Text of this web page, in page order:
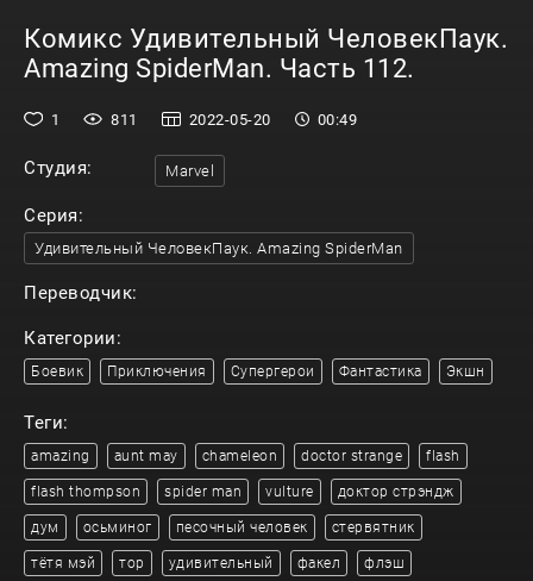
Комикс Удивительный ЧеловекПаук.
Amazing SpiderMan. Часть 112.
1 811 2022-05-20 00:49
Студия: Marvel
Серия:
Удивительный ЧеловекПаук. Amazing SpiderMan
Переводчик:
Категории:
Боевик Приключения Супергерои Фантастика Экшн
Теги:
amazing aunt may chameleon doctor strange flash
flash thompson spider man vulture доктор стрэндж
дум осьминог песочный человек стервятник
тётя мэй тор удивительный факел флэш